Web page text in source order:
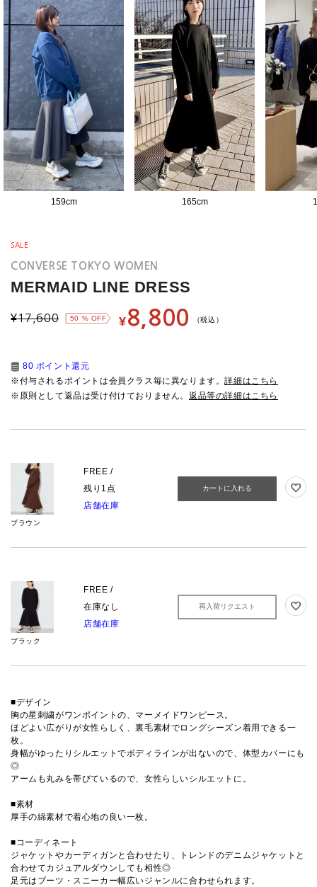
159cm 165cm
SALE
CONVERSE TOKYO WOMEN
MERMAID LINE DRESS
¥17,600 50 % OFF ¥8,800 （税込）
80 ポイント還元
※付与されるポイントは会員クラス毎に異なります。詳細はこちら
※原則として返品は受け付けておりません。 返品等の詳細はこちら
ブラウン
FREE /
残り1点
店舗在庫
カートに入れる
ブラック
FREE /
在庫なし
店舗在庫
再入荷リクエスト
■デザイン
胸の星刺繍がワンポイントの、マーメイドワンピース。
ほどよい広がりが女性らしく、裏毛素材でロングシーズン着用できる一
枚。
身幅がゆったりシルエットでボディラインが出ないので、体型カバーにも
◎
アームも丸みを帯びているので、女性らしいシルエットに。
■素材
厚手の綿素材で着心地の良い一枚。
■コーディネート
ジャケットやカーディガンと合わせたり、トレンドのデニムジャケットと
合わせてカジュアルダウンしても相性◎
足元はブーツ・スニーカー幅広いジャンルに合わせられます。